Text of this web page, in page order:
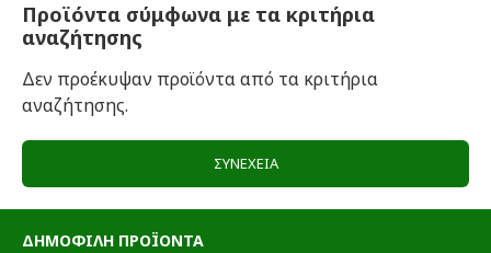
Προϊόντα σύμφωνα με τα κριτήρια
αναζήτησης
Δεν προέκυψαν προϊόντα από τα κριτήρια
αναζήτησης.
ΣΥΝΈΧΕΙΑ
ΔΗΜΟΦΙΛΗ ΠΡΟΪΟΝΤΑ